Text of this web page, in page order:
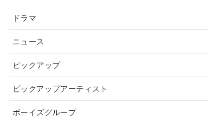
ドラマ
ニュース
ピックアップ
ピックアップアーティスト
ボーイズグループ